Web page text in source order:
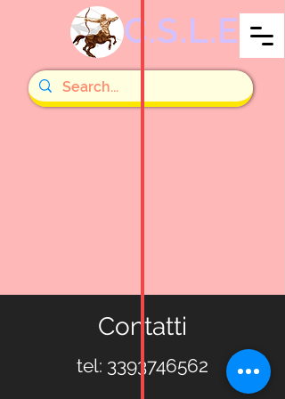
C.S.L.E
Contatti
tel: 3393746562